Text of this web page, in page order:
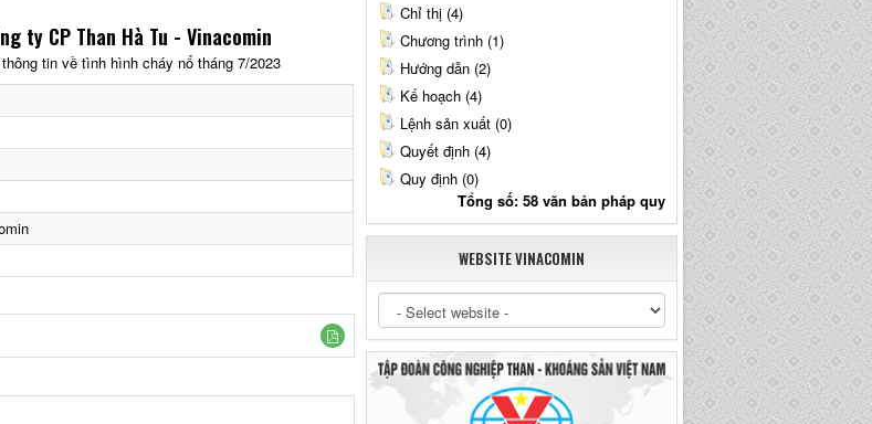
ty CP Than Hà Tu - Vinacomin
tin về tình hình cháy nổ tháng 7/2023
Chỉ thị (4)
Chương trình (1)
Hướng dẫn (2)
Kế hoạch (4)
Lệnh sản xuất (0)
Quyết định (4)
Quy định (0)
Tổng số: 58 văn bản pháp quy
WEBSITE VINACOMIN